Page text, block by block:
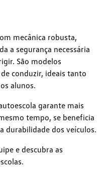
mecânica robusta,
a segurança necessária
São modelos
conduzir, ideais tanto
alunos.
garante mais
tempo, se beneficia
durabilidade dos veículos.
e descubra as